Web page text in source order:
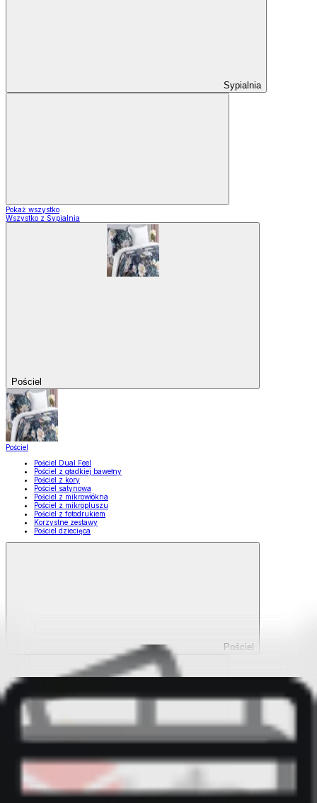
Sypialnia
Pokaż wszystko
Wszystko z Sypialnia
Pościel
Pościel
Pościel Dual Feel
Pościel z gładkiej bawełny
Pościel z kory
Pościel satynowa
Pościel z mikrowłókna
Pościel z mikropluszu
Pościel z fotodrukiem
Korzystne zestawy
Pościel dziecięca
Pościel